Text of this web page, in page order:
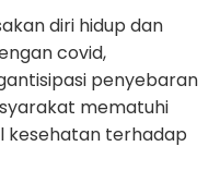
diri hidup dan
covid,
penyebaran
mematuhi
kesehatan terhadap